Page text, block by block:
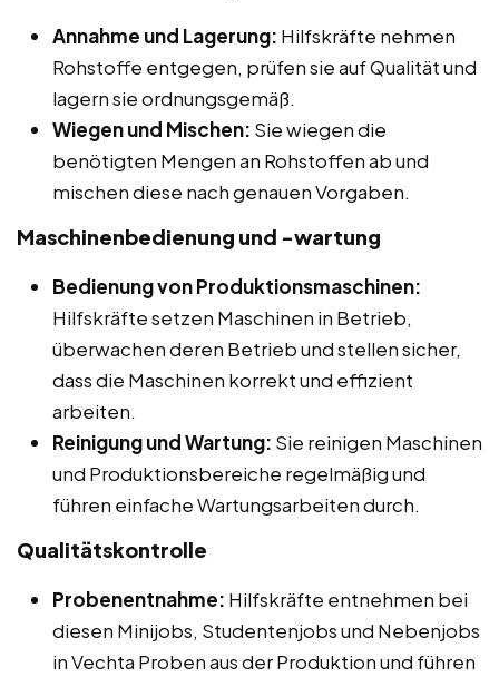
Annahme und Lagerung: Hilfskräfte nehmen
Rohstoffe entgegen, prüfen sie auf Qualität und
lagern sie ordnungsgemäß.
Wiegen und Mischen: Sie wiegen die
benötigten Mengen an Rohstoffen ab und
mischen diese nach genauen Vorgaben.
Maschinenbedienung und -wartung
Bedienung von Produktionsmaschinen:
Hilfskräfte setzen Maschinen in Betrieb,
überwachen deren Betrieb und stellen sicher,
dass die Maschinen korrekt und effizient
arbeiten.
Reinigung und Wartung: Sie reinigen Maschinen
und Produktionsbereiche regelmäßig und
führen einfache Wartungsarbeiten durch.
Qualitätskontrolle
Probenentnahme: Hilfskräfte entnehmen bei
diesen Minijobs, Studentenjobs und Nebenjobs
in Vechta Proben aus der Produktion und führen